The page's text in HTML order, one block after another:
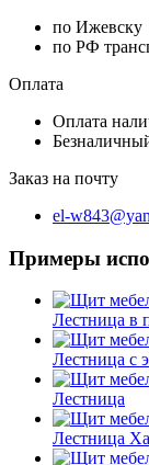
по Ижевску
по РФ
Оплата
Оплата
Заказ на почту
el-
Примеры
Лестница в
Лестница с
Лестница
Лестница